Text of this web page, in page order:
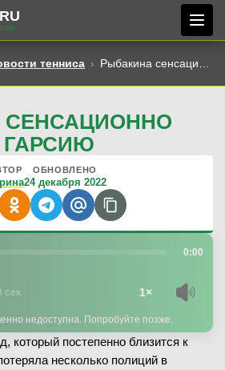
тенниса Рыбакина сенсационно обыграла Гарсию
ОБНОВЛЕНО
24 декабря 2022
0:00
сек 1×
недоступна. Попробуйте позже.
который постепенно близится к
несколько полиций в